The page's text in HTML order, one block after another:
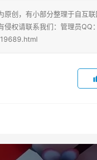
原创，有小部分整理于自互
侵权请联系我们：管理员